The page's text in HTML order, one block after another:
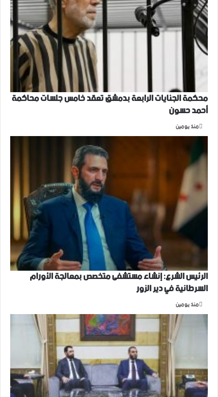
محكمة الجنايات الرابعة بدمشق تعقد خامس جلسات محاكمة
أحمد حسون
منذ يومين
الرئيس الشرع: إنشاء ‌‏مستشفى متخصص بمعالجة الأورام
السرطانية في دير الزور
منذ يومين